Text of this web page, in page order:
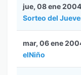
Sorteo del
jue, 08 ene 2004
elNiño
mar, 06 ene